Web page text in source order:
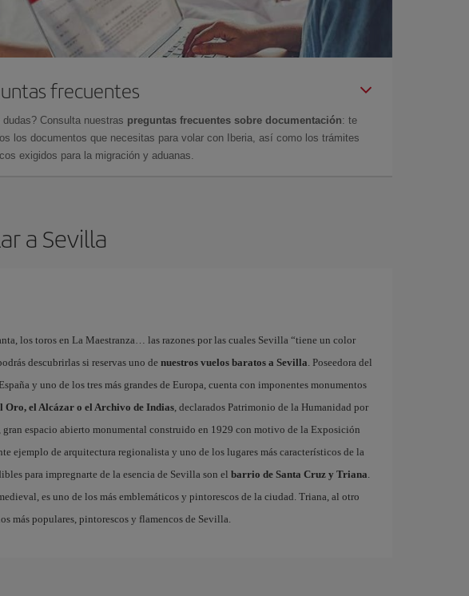
frecuentes
dudas? Consulta nuestras preguntas frecuentes sobre documentación: te
los documentos que necesitas para volar con Iberia, así como los trámites
exigidos para la migración y aduanas.
a Sevilla
los toros en La Maestranza… las razones por las cuales Sevilla “tiene un color
descubrirlas si reservas uno de nuestros vuelos baratos a Sevilla. Poseedora del
y uno de los tres más grandes de Europa, cuenta con imponentes monumentos
Oro, el Alcázar o el Archivo de Indias, declarados Patrimonio de la Humanidad por
gran espacio abierto monumental construido en 1929 con motivo de la Exposición
ejemplo de arquitectura regionalista y uno de los lugares más característicos de la
para impregnarte de la esencia de Sevilla son el barrio de Santa Cruz y Triana.
es uno de los más emblemáticos y pintorescos de la ciudad. Triana, al otro
más populares, pintorescos y flamencos de Sevilla.